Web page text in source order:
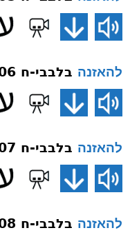
להאזנה בלבבי-ח 006 מידת ההשתוות
להאזנה בלבבי-ח 007 דבקות דרך אמצעי
להאזנה בלבבי-ח 008 תורה מפומיה דקוב''ה